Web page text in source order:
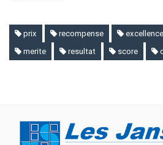
prix recompense
excellence
merite
resultat score